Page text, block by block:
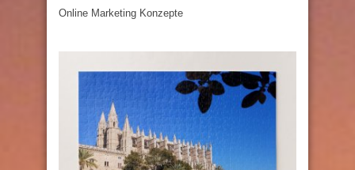
Online Marketing Konzepte